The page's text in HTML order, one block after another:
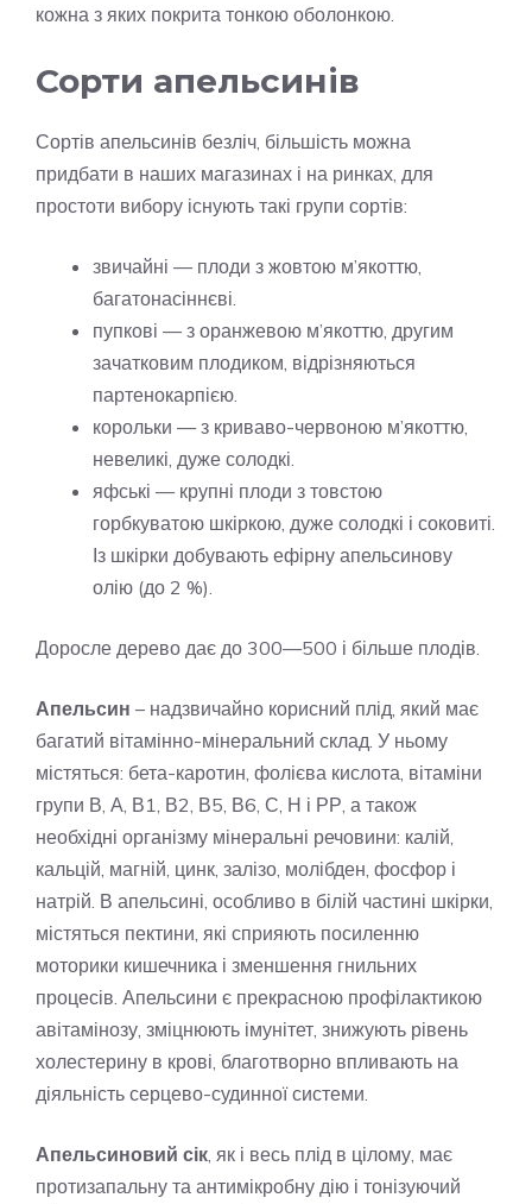
кожна з яких покрита тонкою оболонкою.
Сорти апельсинів
Сортів апельсинів безліч, більшість можна
придбати в наших магазинах і на ринках, для
простоти вибору існують такі групи сортів:
звичайні — плоди з жовтою м’якоттю,
багатонасіннєві.
пупкові — з оранжевою м’якоттю, другим
зачатковим плодиком, відрізняються
партенокарпією.
корольки — з криваво-червоною м’якоттю,
невеликі, дуже солодкі.
яфські — крупні плоди з товстою
горбкуватою шкіркою, дуже солодкі і соковиті.
Із шкірки добувають ефірну апельсинову
олію (до 2 %).
Доросле дерево дає до 300—500 і більше плодів.
Апельсин – надзвичайно корисний плід, який має
багатий вітамінно-мінеральний склад. У ньому
містяться: бета-каротин, фолієва кислота, вітаміни
групи В, А, В1, В2, В5, В6, С, Н і РР, а також
необхідні організму мінеральні речовини: калій,
кальцій, магній, цинк, залізо, молібден, фосфор і
натрій. В апельсині, особливо в білій частині шкірки,
містяться пектини, які сприяють посиленню
моторики кишечника і зменшення гнильних
процесів. Апельсини є прекрасною профілактикою
авітамінозу, зміцнюють імунітет, знижують рівень
холестерину в крові, благотворно впливають на
діяльність серцево-судинної системи.
Апельсиновий сік , як і весь плід в цілому, має
протизапальну та антимікробну дію і тонізуючий